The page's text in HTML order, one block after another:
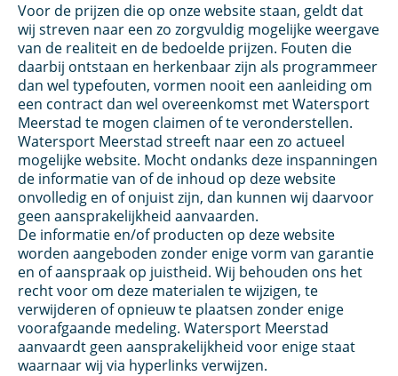
Voor de prijzen die op onze website staan, geldt dat
wij streven naar een zo zorgvuldig mogelijke weergave
van de realiteit en de bedoelde prijzen. Fouten die
daarbij ontstaan en herkenbaar zijn als programmeer
dan wel typefouten, vormen nooit een aanleiding om
een contract dan wel overeenkomst met Watersport
Meerstad te mogen claimen of te veronderstellen.
Watersport Meerstad streeft naar een zo actueel
mogelijke website. Mocht ondanks deze inspanningen
de informatie van of de inhoud op deze website
onvolledig en of onjuist zijn, dan kunnen wij daarvoor
geen aansprakelijkheid aanvaarden.
De informatie en/of producten op deze website
worden aangeboden zonder enige vorm van garantie
en of aanspraak op juistheid. Wij behouden ons het
recht voor om deze materialen te wijzigen, te
verwijderen of opnieuw te plaatsen zonder enige
voorafgaande medeling. Watersport Meerstad
aanvaardt geen aansprakelijkheid voor enige staat
waarnaar wij via hyperlinks verwijzen.